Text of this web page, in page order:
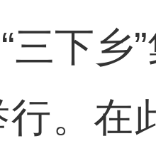
三下乡
。在